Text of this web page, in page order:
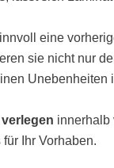
eine
sie nicht nur
Unebenheiten
innerhalb
Ihr Vorhaben.